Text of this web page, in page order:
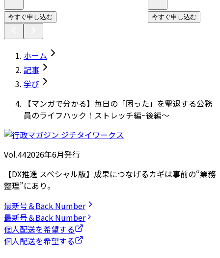
今すぐ申し込む 今すぐ申し込む
ホーム
記事
学び
【マンガで分かる】毎日の「困った」を撃退する公務
員のライフハック！ストレッチ編~後編～
Vol.442026年6月発行
【DX推進 スペシャル版】成果につなげるカギは事前の“業務
整理”にあり。
最新号＆Back Number
最新号＆Back Number
個人配送を希望する
個人配送を希望する